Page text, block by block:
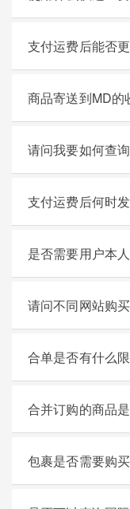
支付运费后能否
商品寄送到MD的
请问我要如何查
支付运费后何时
是否需要用户本
请问不同网站购
合单是否有什么
合并订购的商品
包裹是否需要购